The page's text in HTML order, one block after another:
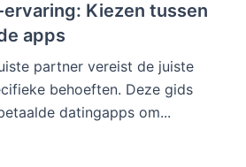
Kiezen tussen
apps
partner vereist de juiste
behoeften. Deze gids
datingapps om...